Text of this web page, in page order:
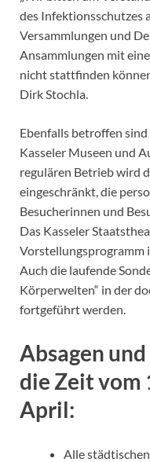
des Infektionsschutzes
Versammlungen und
Ansammlungen mit
nicht stattfinden
Dirk Stochla.
Ebenfalls betroffen
Kasseler Museen und
regulären Betrieb wird
eingeschränkt, die
Besucherinnen und
Das Kasseler
Vorstellungsprogramm
Auch die laufende
Körperwelten“ in der
fortgeführt werden.
Absagen
die Zeit vom
April:
Alle